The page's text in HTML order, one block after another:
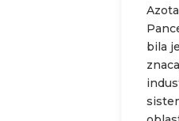
bila je